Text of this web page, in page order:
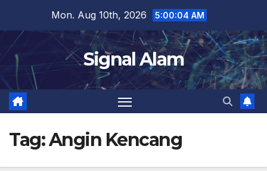
content
Mon. Aug 10th, 2026 5:00:04 AM
Signal Alam
Tag:Angin Kencang